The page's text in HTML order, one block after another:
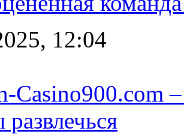
12:04
Casino900.com